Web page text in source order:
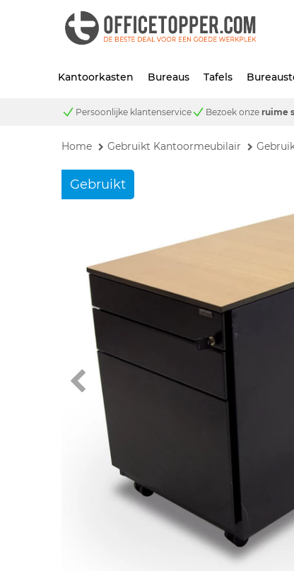
Kantoorkasten Bureaus Tafels
Persoonlijke klantenservice Bezoek onze ruime
Home Gebruikt Kantoormeubilair
Gebruikt